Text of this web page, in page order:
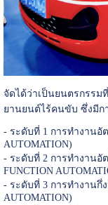
จัดได้ว่าเป็นยนตรกรร
ยานยนต์ไร้คนขับ ซึ่งมีก
- ระดับที่ 1 การทำงานอั
AUTOMATION)
- ระดับที่ 2 การทำงานอั
FUNCTION
- ระดับที่ 3 การทำงานกึ่
AUTOMATION)